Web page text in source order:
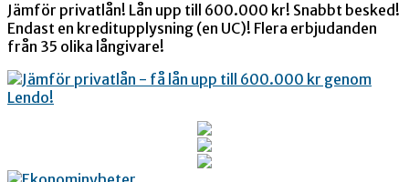
Jämför privatlån! Lån upp till 600.000 kr! Snabbt besked!
Endast en kreditupplysning (en UC)! Flera erbjudanden
från 35 olika långivare!